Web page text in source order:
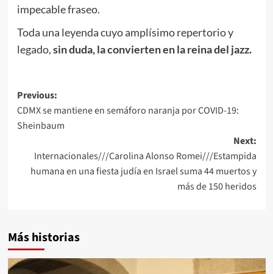
impecable fraseo.
Toda una leyenda cuyo amplísimo repertorio y
legado,sin duda, la convierten en la reina del jazz.
Post
navigation
Previous:
CDMX se mantiene en semáforo naranja por COVID-19:
Sheinbaum
Next:
Internacionales///Carolina Alonso Romei///Estampida
humana en una fiesta judía en Israel suma 44 muertos y
más de 150 heridos
Más historias